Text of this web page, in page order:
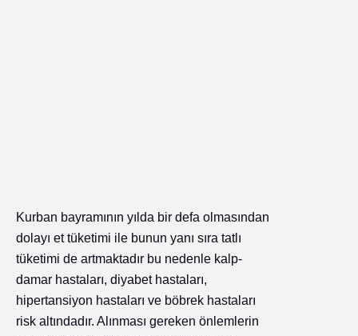
Kurban bayramının yılda bir defa olmasından
dolayı et tüketimi ile bunun yanı sıra tatlı
tüketimi de artmaktadır bu nedenle kalp-
damar hastaları, diyabet hastaları,
hipertansiyon hastaları ve böbrek hastaları
risk altındadır. Alınması gereken önlemlerin